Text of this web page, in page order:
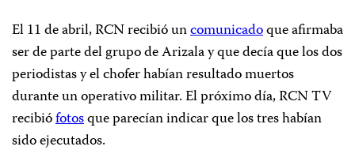
El 11 de abril, RCN recibió uncomunicadoque afirmaba
ser de parte del grupo de Arizala y que decía que los dos
periodistas y el chofer habían resultado muertos
durante un operativo militar. El próximo día, RCN TV
recibiófotosque parecían indicar que los tres habían
sido ejecutados.